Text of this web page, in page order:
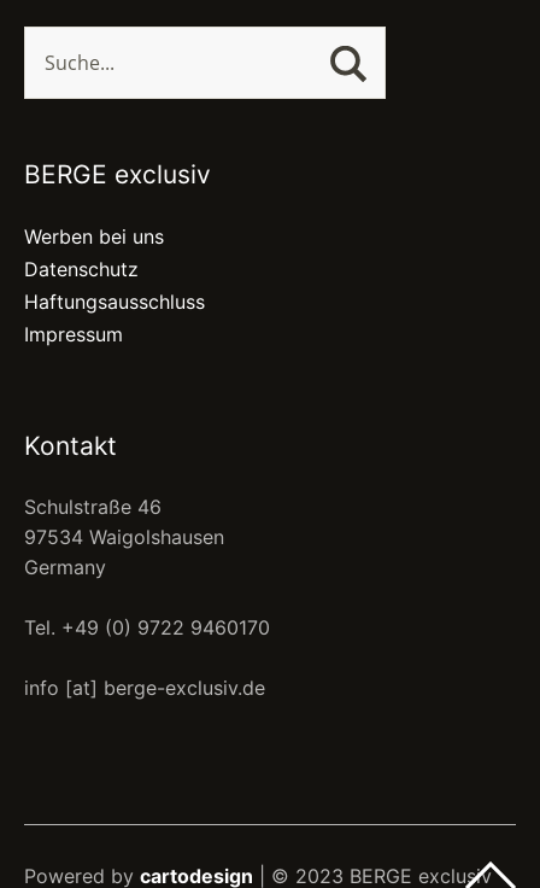
BERGE exclusiv
Werben bei uns
Datenschutz
Haftungsausschluss
Impressum
Kontakt
Schulstraße 46
97534 Waigolshausen
Germany
Tel. +49 (0) 9722 9460170
info [at] berge-exclusiv.de
Powered by cartodesign | © 2023 BERGE exclusiv